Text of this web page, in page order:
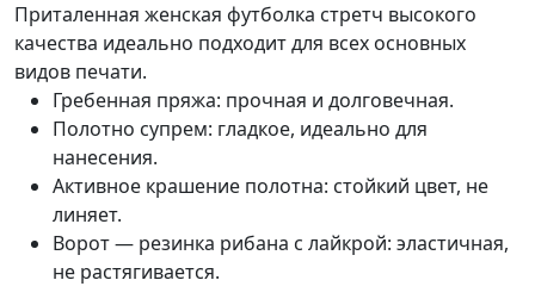
Приталенная женская футболка стретч высокого
качества идеально подходит для всех основных
видов печати.
Гребенная пряжа: прочная и долговечная.
Полотно супрем: гладкое, идеально для
нанесения.
Активное крашение полотна: стойкий цвет, не
линяет.
Ворот — резинка рибана с лайкрой: эластичная,
не растягивается.